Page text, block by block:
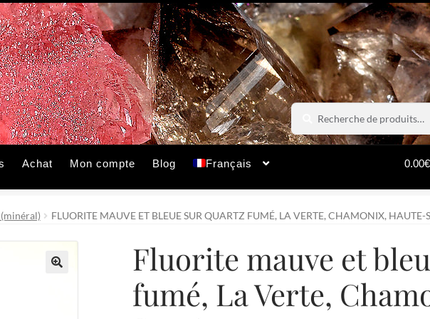
Recherche
pour :
Recherche
Achat Mon compte Blog Français 0.00€
FLUORITE MAUVE ET BLEUE SUR QUARTZ FUMÉ, LA VERTE, CHAMONIX, HAUTE-
Fluorite mauve et
fumé, La Verte,